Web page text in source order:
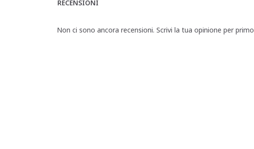
RECENSIONI
Non ci sono ancora recensioni. Scrivi la tua opinione per primo